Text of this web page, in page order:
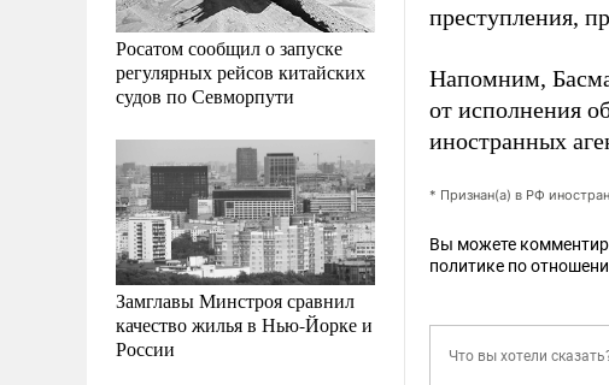
Росатом сообщил о запуске
регулярных рейсов китайских
судов по Севморпути
Замглавы Минстроя сравнил
качество жилья в Нью-Йорке и
России
преступления,
Напомним,
от исполнения
иностранных
* Признан(а) в РФ
Вы можете
политике по